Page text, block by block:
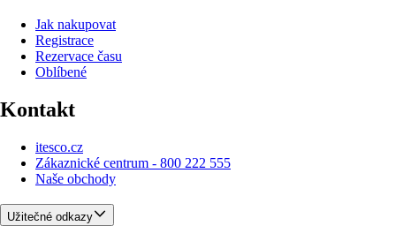
Jak nakupovat
Registrace
Rezervace času
Oblíbené
Kontakt
itesco.cz
Zákaznické centrum - 800 222 555
Naše obchody
Užitečné odkazy